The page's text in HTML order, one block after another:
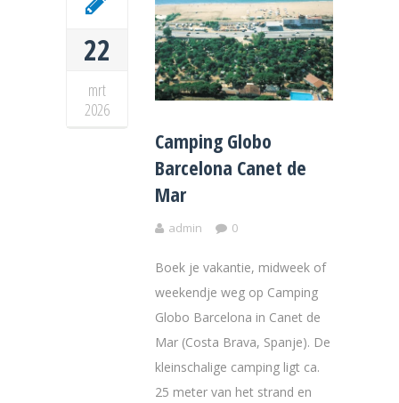
22
mrt
2026
Camping Globo
Barcelona Canet de
Mar
admin 0
Boek je vakantie, midweek of
weekendje weg op Camping
Globo Barcelona in Canet de
Mar (Costa Brava, Spanje). De
kleinschalige camping ligt ca.
25 meter van het strand en